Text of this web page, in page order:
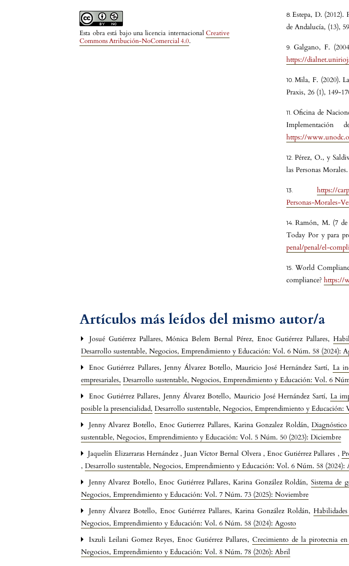
Esta obra está bajo una licencia internacionalCreative
Commons Atribución-NoComercial 4.0.
Estepa, D. (2012).
de Andalucía, (13),
Galgano, F.
https://
Mila, F. (2020).
Praxis, 26 (1), 149-
Oficina de
https://
Pérez, O., y
las Personas
https://
Personas-Morales-
Ramón, M. (7 de
Today Por y para
penal/penal/el-
World
compliance? https://
Artículos más leídos del mismo autor/a
Josué Gutiérrez Pallares, Mónica Belem Bernal Pérez, Enoc Gutiérrez Pallares,
Desarrollo sustentable, Negocios, Emprendimiento y Educación: Vol. 6 Núm. 58 (2024):
Enoc Gutiérrez Pallares, Jenny Álvarez Botello, Mauricio José Hernández Sartí, La
empresariales,Desarrollo sustentable, Negocios, Emprendimiento y Educación: Vol. 6
Enoc Gutiérrez Pallares, Jenny Álvarez Botello, Mauricio José Hernández Sartí, La
posible la presencialidad,Desarrollo sustentable, Negocios, Emprendimiento y
Jenny Alvarez Botello, Enoc Gutierrez Pallares, Karina Gonzalez Roldán,Diagnóstico
sustentable, Negocios, Emprendimiento y Educación: Vol. 5 Núm. 50 (2023): Diciembre
Jaquelín Elizarraras Hernández , Juan Víctor Bernal Olvera , Enoc Gutiérrez Pallares ,
,Desarrollo sustentable, Negocios, Emprendimiento y Educación: Vol. 6 Núm. 58 (2024):
Jenny Alvarez Botello, Enoc Gutiérrez Pallares, Karina González Roldán, Sistema de
Negocios, Emprendimiento y Educación: Vol. 7 Núm. 73 (2025): Noviembre
Jenny Álvarez Botello, Enoc Gutiérrez Pallares, Karina González Roldán,
Negocios, Emprendimiento y Educación: Vol. 6 Núm. 58 (2024): Agosto
Ixzuli Leilani Gomez Reyes, Enoc Gutiérrez Pallares,Crecimiento de la pirotecnia
Negocios, Emprendimiento y Educación: Vol. 8 Núm. 78 (2026): Abril